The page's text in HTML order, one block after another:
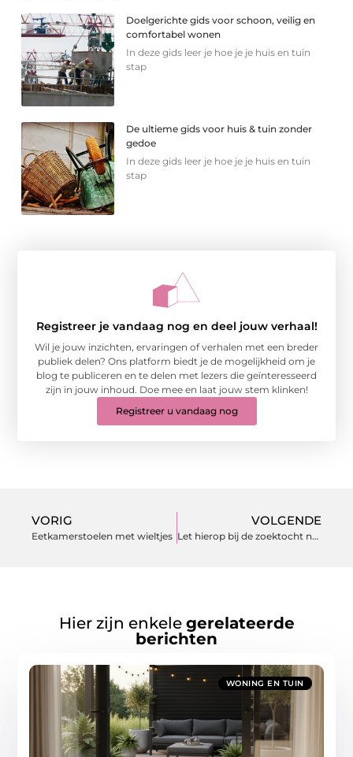
Doelgerichte gids voor schoon, veilig en
comfortabel wonen
In deze gids leer je hoe je je huis en tuin
stap
De ultieme gids voor huis & tuin zonder
gedoe
In deze gids leer je hoe je je huis en tuin
stap
Registreer je vandaag nog en deel jouw verhaal!
Wil je jouw inzichten, ervaringen of verhalen met een breder
publiek delen? Ons platform biedt je de mogelijkheid om je
blog te publiceren en te delen met lezers die geïnteresseerd
zijn in jouw inhoud. Doe mee en laat jouw stem klinken!
Registreer u vandaag nog
VORIG
Eetkamerstoelen met wieltjes
VOLGENDE
Let hierop bij de zoektocht naar een goed vloerluik op maat!
Hier zijn enkele gerelateerde
berichten
WONING EN TUIN